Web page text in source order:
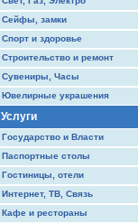
Сейфы, замки
Спорт и здоровье
Строительство и ремонт
Сувениры, Часы
Ювелирные украшения
Услуги
Государство и Власти
Паспортные столы
Гостиницы, отели
Интернет, ТВ, Связь
Кафе и рестораны